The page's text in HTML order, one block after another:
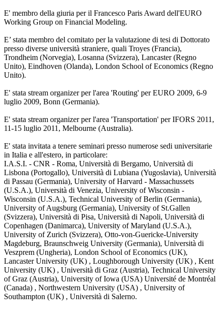
E' membro della giuria per il Francesco Paris Award dell'EURO
Working Group on Financial Modeling.
E’ stata membro del comitato per la valutazione di tesi di Dottorato
presso diverse università straniere, quali Troyes (Francia),
Trondheim (Norvegia), Losanna (Svizzera), Lancaster (Regno
Unito), Eindhoven (Olanda), London School of Economics (Regno
Unito).
E' stata stream organizer per l'area 'Routing' per EURO 2009, 6-9
luglio 2009, Bonn (Germania).
E' stata stream organizer per l'area 'Transportation' per IFORS 2011,
11-15 luglio 2011, Melbourne (Australia).
E' stata invitata a tenere seminari presso numerose sedi universitarie
in Italia e all'estero, in particolare:
I.A.S.I. - CNR - Roma, Università di Bergamo, Università di
Lisbona (Portogallo), Università di Lubiana (Yugoslavia), Università
di Passau (Germania), University of Harvard - Massachussets
(U.S.A.), Università di Venezia, University of Wisconsin -
Wisconsin (U.S.A.), Technical University of Berlin (Germania),
University of Augsburg (Germania), University of St.Gallen
(Svizzera), Università di Pisa, Università di Napoli, Università di
Copenhagen (Danimarca), University of Maryland (U.S.A.),
University of Zurich (Svizzera), Otto-von-Guericke-University
Magdeburg, Braunschweig University (Germania), Università di
Veszprem (Ungheria), London School of Economics (UK),
Lancaster University (UK) , Loughborough University (UK) , Kent
University (UK) , Università di Graz (Austria), Technical University
of Graz (Austria), University of Iowa (USA) Université de Montréal
(Canada) , Northwestern University (USA) , University of
Southampton (UK) , Università di Salerno.